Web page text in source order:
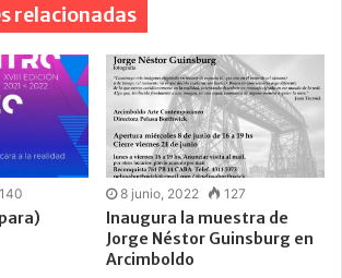
relacionadas
140 8 junio, 2022 127
Inaugura la muestra de
Jorge Néstor Guinsburg en
Arcimboldo